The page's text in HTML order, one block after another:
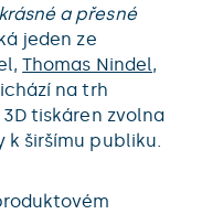
a přesné
jeden ze
Thomas Nindel,
na trh
tiskáren zvolna
k širšímu publiku.